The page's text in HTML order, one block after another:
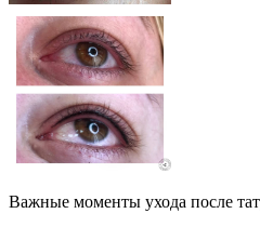
Важные моменты ухода после